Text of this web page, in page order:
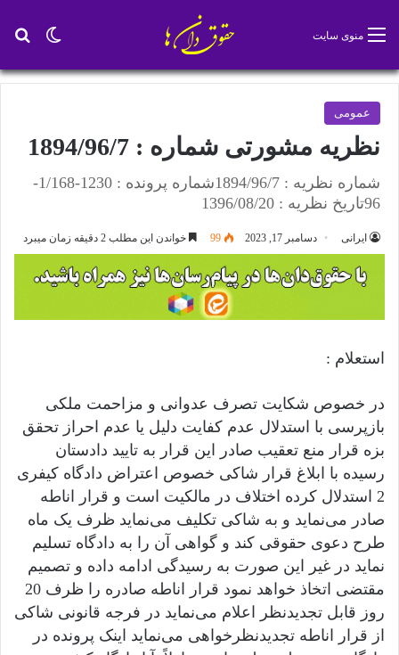
تغییر منوی سایت
عمومی
نظریه مشورتی شماره : 1894/96/7
شماره نظریه : 1894/96/7شماره پرونده : 1230-1/168-
96تاریخ نظریه : 1396/08/20
ایرانی دسامبر 17, 2023 99 خواندن این مطلب 2 دقیقه زمان میبرد
استعلام :
در خصوص شکایت تصرف عدوانی و مزاحمت ملکی
بازپرسی با استدلال عدم کفایت دلیل یا عدم احراز تحقق
بزه قرار منع تعقیب صادر این قرار به تایید دادستان
رسیده با ابلاغ قرار شاکی خصوص اعتراض دادگاه کیفری
2 استدلال کرده اختلاف در مالکیت است و قرار اناطه
صادر می‌نماید و به شاکی تکلیف می‌نماید ظرف یک ماه
طرح دعوی حقوقی کند و گواهی آن را به دادگاه تسلیم
نماید در غیر این صورت به رسیدگی ادامه داده و تصمیم
مقتضی اتخاذ خواهد نمود قرار اناطه صادره را ظرف 20
روز قابل تجدیدنظر اعلام می‌نماید در فرجه قانونی شاکی
از قرار اناطه تجدیدنظرخواهی می‌نماید اینک پرونده در